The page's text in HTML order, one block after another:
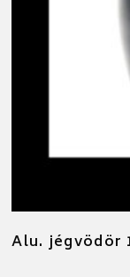
Alu. jégvödör